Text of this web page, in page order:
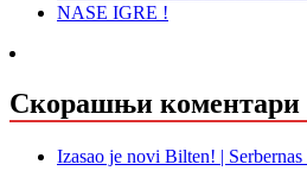
NASE IGRE !
Скорашњи коментари
Izasao je novi Bilten! |